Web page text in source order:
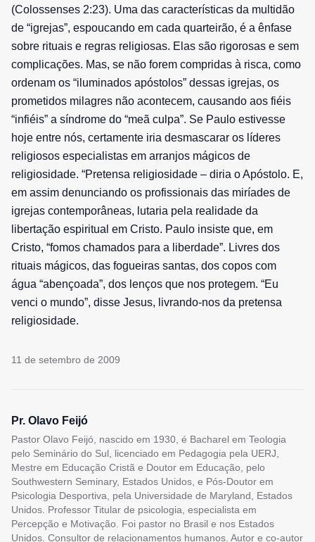
(Colossenses 2:23). Uma das características da multidão
de “igrejas”, espoucando em cada quarteirão, é a ênfase
sobre rituais e regras religiosas. Elas são rigorosas e sem
complicações. Mas, se não forem compridas à risca, como
ordenam os “iluminados apóstolos” dessas igrejas, os
prometidos milagres não acontecem, causando aos fiéis
“infiéis” a síndrome do “meã culpa”. Se Paulo estivesse
hoje entre nós, certamente iria desmascarar os líderes
religiosos especialistas em arranjos mágicos de
religiosidade. “Pretensa religiosidade – diria o Apóstolo. E,
em assim denunciando os profissionais das miríades de
igrejas contemporâneas, lutaria pela realidade da
libertação espiritual em Cristo. Paulo insiste que, em
Cristo, “fomos chamados para a liberdade”. Livres dos
rituais mágicos, das fogueiras santas, dos copos com
água “abençoada”, dos lenços que nos protegem. “Eu
venci o mundo”, disse Jesus, livrando-nos da pretensa
religiosidade.
11 de setembro de 2009
Pr. Olavo Feijó
Pastor Olavo Feijó, nascido em 1930, é Bacharel em Teologia
pelo Seminário do Sul, licenciado em Pedagogia pela UERJ,
Mestre em Educação Cristã e Doutor em Educação, pelo
Southwestern Seminary, Estados Unidos, e Pós-Doutor em
Psicologia Desportiva, pela Universidade de Maryland, Estados
Unidos. Professor Titular de psicologia, especialista em
Percepção e Motivação. Foi pastor no Brasil e nos Estados
Unidos. Consultor de relacionamentos humanos. Autor e co-autor